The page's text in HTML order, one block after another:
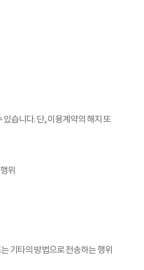
습니다. 단, 이용계약의 해지 또
위
기타의 방법으로 전송하는 행위